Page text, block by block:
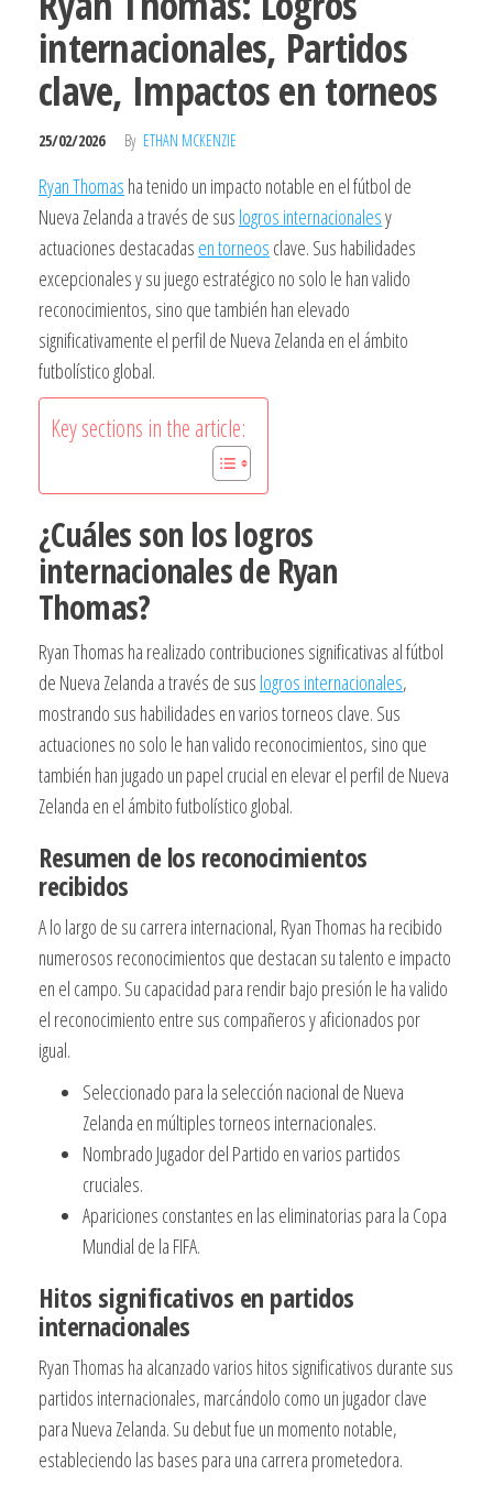
internacionales, Partidos
clave, Impactos en torneos
25/02/2026 By ETHAN MCKENZIE
Ryan Thomas ha tenido un impacto notable en el fútbol de
Nueva Zelanda a través de sus logros internacionalesy
actuaciones destacadas en torneos clave. Sus habilidades
excepcionales y su juego estratégico no solo le han valido
reconocimientos, sino que también han elevado
significativamente el perfil de Nueva Zelanda en el ámbito
futbolístico global.
Key sections in the article:
¿Cuáles son los logros
internacionales de Ryan
Thomas?
Ryan Thomas ha realizado contribuciones significativas al fútbol
de Nueva Zelanda a través de sus logros internacionales,
mostrando sus habilidades en varios torneos clave. Sus
actuaciones no solo le han valido reconocimientos, sino que
también han jugado un papel crucial en elevar el perfil de Nueva
Zelanda en el ámbito futbolístico global.
Resumen de los reconocimientos
recibidos
A lo largo de su carrera internacional, Ryan Thomas ha recibido
numerosos reconocimientos que destacan su talento e impacto
en el campo. Su capacidad para rendir bajo presión le ha valido
el reconocimiento entre sus compañeros y aficionados por
igual.
Seleccionado para la selección nacional de Nueva
Zelanda en múltiples torneos internacionales.
Nombrado Jugador del Partido en varios partidos
cruciales.
Apariciones constantes en las eliminatorias para la Copa
Mundial de la FIFA.
Hitos significativos en partidos
internacionales
Ryan Thomas ha alcanzado varios hitos significativos durante sus
partidos internacionales, marcándolo como un jugador clave
para Nueva Zelanda. Su debut fue un momento notable,
estableciendo las bases para una carrera prometedora.